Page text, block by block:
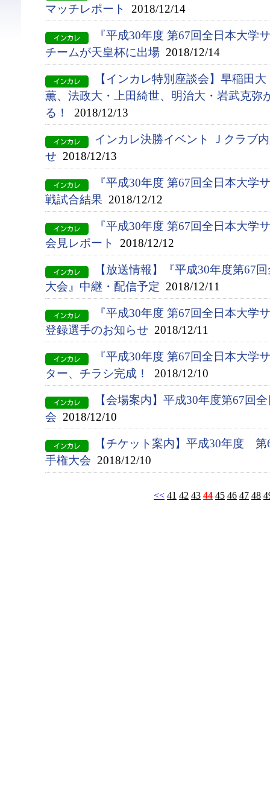
マッチレポート
2018/12/14
『平成30年度 第67回全日本大学
チームが天皇杯に出場 2018/12/14
【インカレ特別座談会】早稲田
薫、法政大・上田綺世、明治大・岩武克弥
る！
2018/12/13
インカレ決勝イベント Ｊクラブ
せ 2018/12/13
『平成30年度 第67回全日本大
戦試合結果 2018/12/12
『平成30年度 第67回全日本大学
会見レポート
2018/12/12
【放送情報】『平成30年度第67
大会』中継・配信予定 2018/12/11
『平成30年度 第67回全日本大学
登録選手のお知らせ 2018/12/11
『平成30年度 第67回全日本大学
ター、チラシ完成！
2018/12/10
【会場案内】平成30年度第67回
会 2018/12/10
【チケット案内】平成30年度
手権大会 2018/12/10
<< 41 42 43 44 45 46 47 48